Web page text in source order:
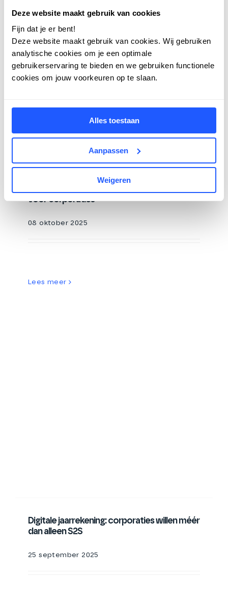
Deze website maakt gebruik van cookies
Fijn dat je er bent!
Deze website maakt gebruik van cookies. Wij gebruiken
analytische cookies om je een optimale
gebruikerservaring te bieden en we gebruiken functionele
cookies om jouw voorkeuren op te slaan.
Alles toestaan
Aanpassen
Weigeren
Hoe AI de woningcorporatiesector
voor corporaties
08 oktober 2025
Lees meer
Digitale jaarrekening: corporaties willen méér
dan alleen S2S
25 september 2025